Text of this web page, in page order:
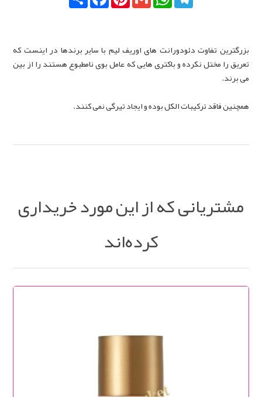
بزرگترین تفاوت دئودورانت های اوریف لیم با سایر برندها در اینست که
تعریق را مختل نکرده و باکتری هایی که عامل بوی نامطبوع هستند را از بین
می برند.
همچنین فاقد ترکیبات الکل بوده و ایجاد تیرگی نمی کنند.
مشتریانی که از این مورد خریداری
کرده‌اند